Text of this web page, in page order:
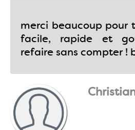
merci beaucoup pour
facile, rapide et
refaire sans compter !